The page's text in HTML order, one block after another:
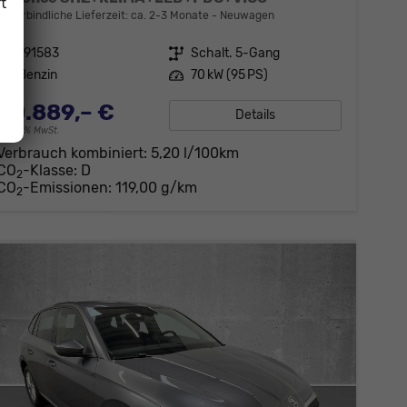
unverbindliche Lieferzeit: ca. 2-3 Monate Neuwagen
191583 Getriebe Schalt. 5-Gang
Benzin Leistung 70 kW (95 PS)
20.889,– €
incl. 19% MwSt.
Details
kombiniert: 5,20 l/100km
2-Klasse: D
2-Emissionen: 119,00 g/km